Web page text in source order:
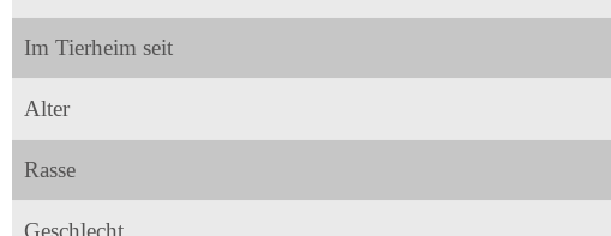
Im Tierheim seit
Alter
Rasse
Geschlecht